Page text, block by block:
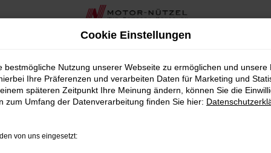
bei Motor-Nützel
sind, das Leistung, Stil und Komfort perfekt
Toyota Autohaus in der Nähe von Weiden und bieten
Cookie Einstellungen
bestmögliche Nutzung unserer Webseite zu ermöglichen und unsere
Ihre Präferenzen und verarbeiten Daten für Marketing und
späteren Zeitpunkt Ihre Meinung ändern, können Sie die
zum Umfang der Datenverarbeitung finden Sie hier:
von uns eingesetzt: